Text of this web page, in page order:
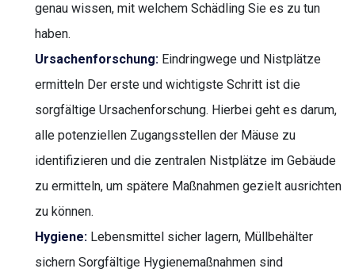
genau wissen, mit welchem Schädling Sie es zu tun
haben.
Ursachenforschung: Eindringwege und Nistplätze
ermitteln Der erste und wichtigste Schritt ist die
sorgfältige Ursachenforschung. Hierbei geht es darum,
alle potenziellen Zugangsstellen der Mäuse zu
identifizieren und die zentralen Nistplätze im Gebäude
zu ermitteln, um spätere Maßnahmen gezielt ausrichten
zu können.
Hygiene: Lebensmittel sicher lagern, Müllbehälter
sichern Sorgfältige Hygienemaßnahmen sind